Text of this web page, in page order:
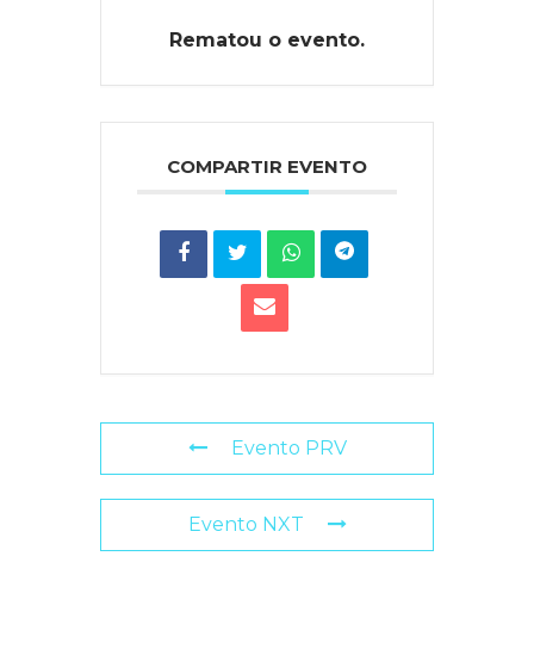
Rematou o evento.
COMPARTIR EVENTO
Evento PRV
Evento NXT